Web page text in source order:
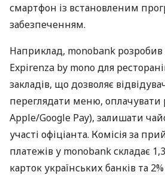
смартфон із встановленим
забезпеченням.
Наприклад, monobank розробив
Expirenza by mono для
закладів, що дозволяє
переглядати меню, оплачувати
Apple/Google Pay), залишати
участі офіціанта. Комісія за
платежів у monobank складає
карток українських банків та